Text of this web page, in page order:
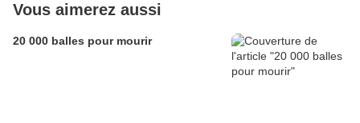
Vous aimerez aussi
20 000 balles pour mourir